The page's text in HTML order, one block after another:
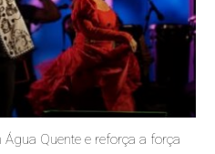
Quente e reforça a força